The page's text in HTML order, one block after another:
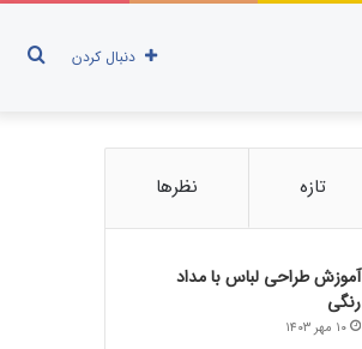
دنبال کردن
تازه نظرها
آموزش طراحی لباس با مداد
رنگی
۱۰ مهر ۱۴۰۳